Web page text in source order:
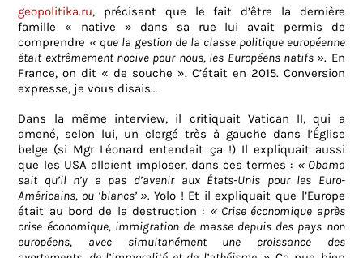
geopolitika.ru, précisant que le fait d’être la dernière
famille « native » dans sa rue lui avait permis de
comprendre « que la gestion de la classe politique européenne
était extrêmement nocive pour nous, les Européens natifs ». En
France, on dit « de souche ». C’était en 2015. Conversion
expresse, je vous disais…
Dans la même interview, il critiquait Vatican II, qui a
amené, selon lui, un clergé très à gauche dans l’Église
belge (si Mgr Léonard entendait ça !) Il expliquait aussi
que les USA allaient imploser, dans ces termes : « Obama
sait qu’il n’y a pas d’avenir aux États-Unis pour les Euro-
Américains, ou ‘blancs’ ». Yolo ! Et il expliquait que l’Europe
était au bord de la destruction : « Crise économique après
crise économique, immigration de masse depuis des pays non
européens, avec simultanément une croissance des